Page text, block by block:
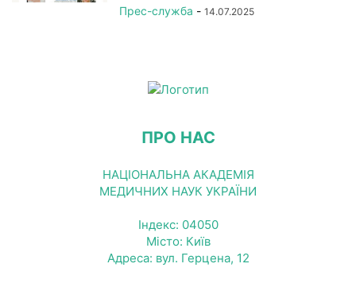
Прес-служба - 14.07.2025
ПРО НАС
НАЦІОНАЛЬНА АКАДЕМІЯ
МЕДИЧНИХ НАУК УКРАЇНИ
Індекс: 04050
Місто: Київ
Адреса: вул. Герцена, 12